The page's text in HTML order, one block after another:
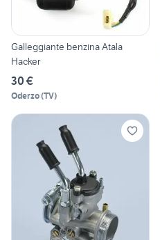
Galleggiante benzina Atala
Hacker
30 €
Oderzo(TV)